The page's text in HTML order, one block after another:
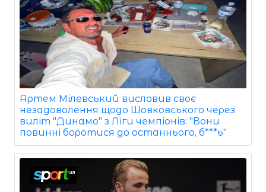
Артем Мілевський висловив своє
незадоволення щодо Шовковського через
виліт "Динамо" з Ліги чемпіонів: "Вони
повинні боротися до останнього, б***ь"